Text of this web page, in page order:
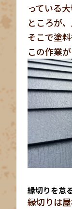
っている
ところが
そこで塗
この作業
縁切りを怠
縁切りは